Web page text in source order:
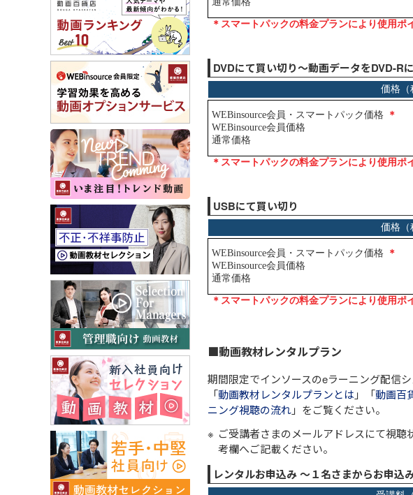
DVDにて買い切り～動画データをDVD-R
USBにて買い切り
■動画教材レンタルプラン
期間限定でインソースのeラーニング配信
「動画教材レンタルプランとは 」「動画百
ニング視聴の流れ」をご覧ください。
ご受講者さまのメールアドレスにて視
考欄へご記載ください。
レンタルお申込み ～１名さまからお申込